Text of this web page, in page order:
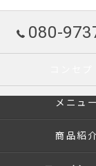
080-
メニュー
商品紹介